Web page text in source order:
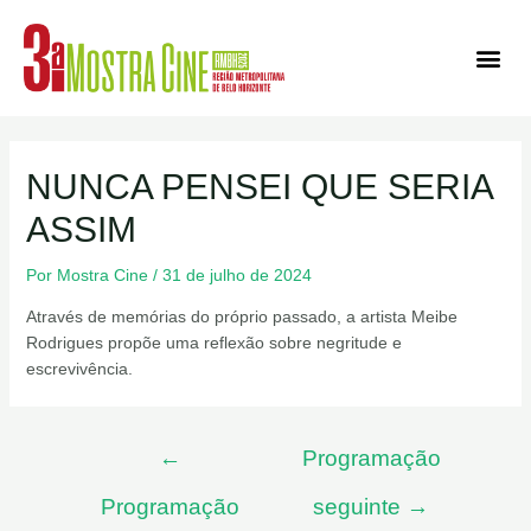
NUNCA PENSEI QUE SERIA
ASSIM
Por Mostra Cine / 31 de julho de 2024
Através de memórias do próprio passado, a artista Meibe
Rodrigues propõe uma reflexão sobre negritude e
escrevivência.
←
Programação
Programação
seguinte →